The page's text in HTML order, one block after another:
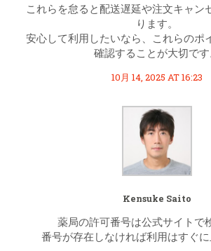
これらを怠ると配送遅延や注文キャン
ります。
安心して利用したいなら、これらのポ
確認することが大切です
10月 14, 2025 AT 16:23
Kensuke Saito
薬局の許可番号は公式サイトで
番号が存在しなければ利用はすぐ